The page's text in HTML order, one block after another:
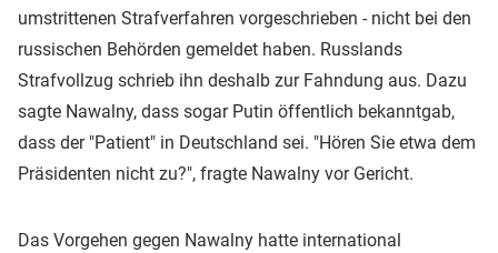
umstrittenen Strafverfahren vorgeschrieben - nicht bei den
russischen Behörden gemeldet haben. Russlands
Strafvollzug schrieb ihn deshalb zur Fahndung aus. Dazu
sagte Nawalny, dass sogar Putin öffentlich bekanntgab,
dass der "Patient" in Deutschland sei. "Hören Sie etwa dem
Präsidenten nicht zu?", fragte Nawalny vor Gericht.
Das Vorgehen gegen Nawalny hatte international